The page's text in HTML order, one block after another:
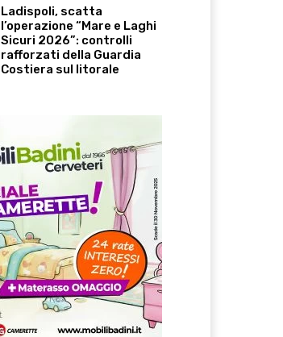
Ladispoli, scatta
l’operazione “Mare e Laghi
Sicuri 2026”: controlli
rafforzati della Guardia
Costiera sul litorale